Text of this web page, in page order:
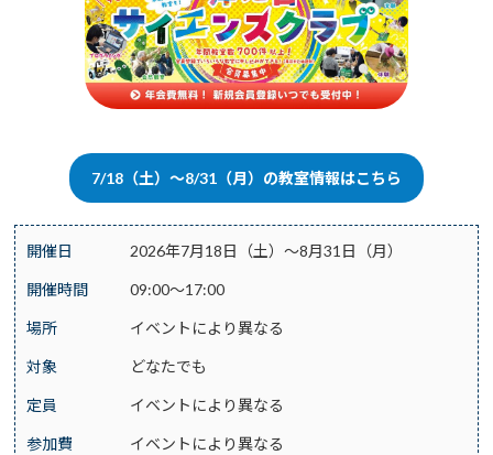
7/18（土）～8/31（月）の教室情報はこちら
開催日 2026年7月18日（土）～8月31日（月）
開催時間 09:00～17:00
場所 イベントにより異なる
対象 どなたでも
定員 イベントにより異なる
参加費 イベントにより異なる